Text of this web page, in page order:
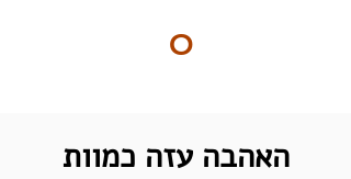
O
האהבה עזה כמוות